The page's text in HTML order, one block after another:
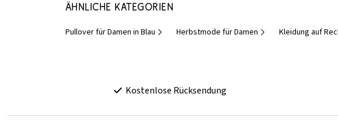
Ähnliche Kategorien
Pullover für Damen in Blau Herbstmode für Damen Kleidung auf
Kostenlose Rücksendung